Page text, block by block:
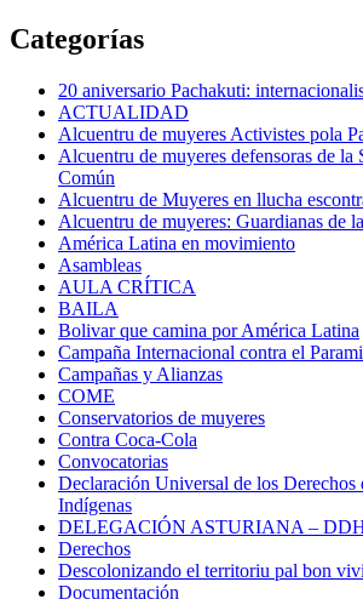
Categorías
20 aniversario Pachakuti:
ACTUALIDAD
Alcuentru de muyeres Activistes pola
Alcuentru de muyeres defensoras de la
Común
Alcuentru de Muyeres en llucha
Alcuentru de muyeres: Guardianas de
América Latina en movimiento
Asambleas
AULA CRÍTICA
BAILA
Bolivar que camina por América Latina
Campaña Internacional contra el
Campañas y Alianzas
COME
Conservatorios de muyeres
Contra Coca-Cola
Convocatorias
Declaración Universal de los Derechos
Indígenas
DELEGACIÓN ASTURIANA –
Derechos
Descolonizando el territoriu pal bon
Documentación